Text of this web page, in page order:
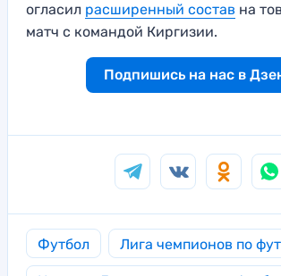
огласил расширенный состав на
матч с командой Киргизии.
Подпишись на нас в
Футбол Лига чемпионов по